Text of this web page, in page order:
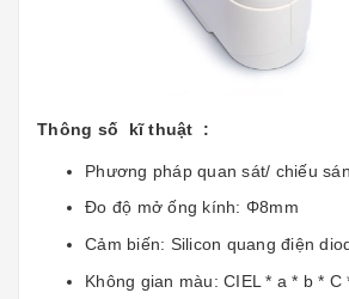
Thông số kĩ thuật :
Phương pháp quan sát/ chiếu
Đo độ mở ống kính: Φ8mm
Cảm biến: Silicon quang điện
Không gian màu: CIEL * a * b * C